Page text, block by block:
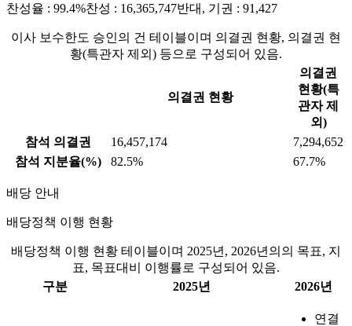
찬성율 : 99.4%찬성 : 16,365,747반대, 기권 : 91,427
이사 보수한도 승인의 건 테이블이며 의결권 현황, 의결권 현
황(특관자 제외) 등으로 구성되어 있음.
의결권 현황
의결권
현황(특
관자 제
외)
참석 의결권
16,457,174
7,294,652
참석 지분율(%)
82.5% 67.7%
배당 안내
배당정책 이행 현황
배당정책 이행 현황 테이블이며 2025년, 2026년의의 목표, 지
표, 목표대비 이행률로 구성되어 있음.
구분
2025년 2026년
연결